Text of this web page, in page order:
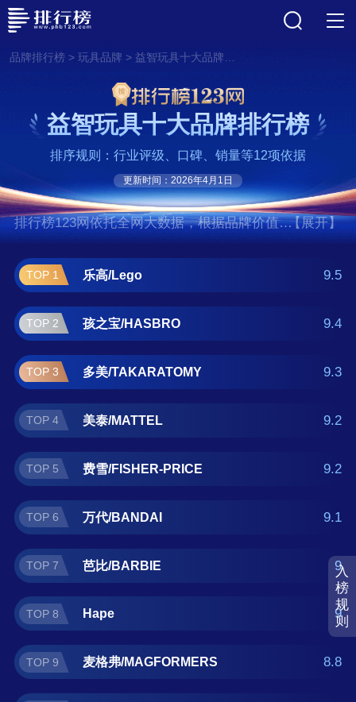
品牌排行榜> 玩具品牌 > 益智玩具十大品牌排行榜
入
榜
规
则
益智玩具十大品牌排行榜
排序规则：行业评级、口碑、销量等12项依据
更新时间：2026年4月1日
排行榜123网依托全网大数据，根据品牌价值、
口碑评价等多项指数评选出了益智玩具十大品
牌排行榜,前十名分别是乐高/Lego、孩之
宝/HASBRO、多美/TAKARATOMY、美
泰/MATTEL、费雪/FISHER-PRICE、万
代/BANDAI、芭比/BARBIE、Hape、麦格
弗/MAGFORMERS、鲁比克/RUBIKS。如果您
正在查找益智玩具什么牌子好？那么本益智玩
具十大品牌榜单可供您作为选购参考，我们致
力于用最真实的用户数据推荐口碑最好的益智
【展开】
TOP 1 乐高/Lego 9.5
TOP 2 孩之宝/HASBRO 9.4
TOP 3 多美/TAKARATOMY 9.3
TOP 4 美泰/MATTEL 9.2
TOP 5 费雪/FISHER-PRICE 9.2
TOP 6 万代/BANDAI 9.1
TOP 7 芭比/BARBIE 9
TOP 8 Hape 9
TOP 9 麦格弗/MAGFORMERS 8.8